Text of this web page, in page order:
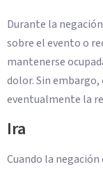
Durante la
sobre el evento o
mantenerse
dolor. Sin
eventualmente la
Ira
Cuando la negación